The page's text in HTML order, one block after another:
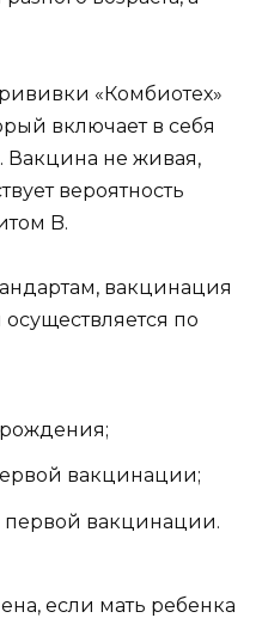
«Комбиотех»
включает в себя
Вакцина не живая,
вероятность
B.
вакцинация
по
вакцинации;
первой вакцинации.
если мать ребенка